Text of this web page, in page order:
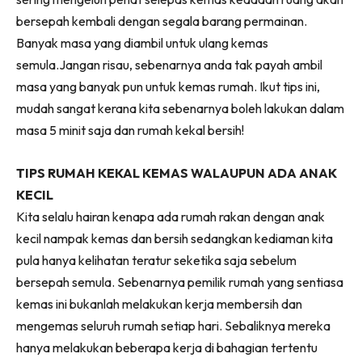
Casa Impiana
Impiana MakeOver
Lahar Dekor
Sembang Laman
Tip Laman
Hub Ideaktiv
bersepah kembali dengan segala barang permainan.
Banyak masa yang diambil untuk ulang kemas
semula.Jangan risau, sebenarnya anda tak payah ambil
masa yang banyak pun untuk kemas rumah. Ikut tips ini,
mudah sangat kerana kita sebenarnya boleh lakukan dalam
masa 5 minit saja dan rumah kekal bersih!
TIPS RUMAH KEKAL KEMAS WALAUPUN ADA ANAK
KECIL
Kita selalu hairan kenapa ada rumah rakan dengan anak
kecil nampak kemas dan bersih sedangkan kediaman kita
pula hanya kelihatan teratur seketika saja sebelum
bersepah semula. Sebenarnya pemilik rumah yang sentiasa
kemas ini bukanlah melakukan kerja membersih dan
mengemas seluruh rumah setiap hari. Sebaliknya mereka
hanya melakukan beberapa kerja di bahagian tertentu